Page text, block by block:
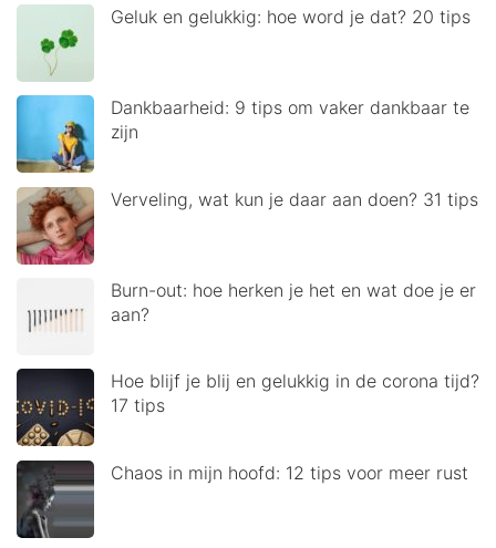
Geluk en gelukkig: hoe word je dat? 20 tips
Dankbaarheid: 9 tips om vaker dankbaar te
zijn
Verveling, wat kun je daar aan doen? 31 tips
Burn-out: hoe herken je het en wat doe je er
aan?
Hoe blijf je blij en gelukkig in de corona tijd?
17 tips
Chaos in mijn hoofd: 12 tips voor meer rust